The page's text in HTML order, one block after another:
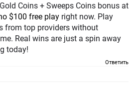
Coins + Sweeps Coins bonus at
$100 free play right now. Play
from top providers without
Real wins are just a spin away
today!
Ответить